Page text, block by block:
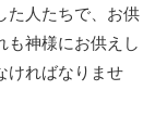
た人たちで、お供
も神様にお供えし
ければなりませ